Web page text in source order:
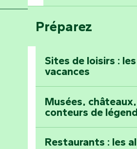
Voyagez dans le
Maillezais
Montez au
Tout l'agenda
Préparez
Sites de loisirs :
vacances
Musées,
conteurs de
Restaurants : les